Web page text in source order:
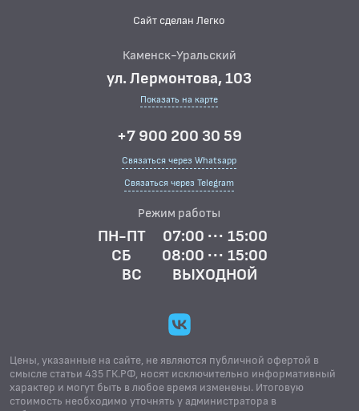
Сайт сделан Легко
Каменск-Уральский
ул. Лермонтова, 103
Показать на карте
+7 900 200 30 59
Связаться через Whatsapp
Связаться через Telegram
Режим работы
ПН-ПТ
07:00 ··· 15:00
СБ
08:00 ··· 15:00
ВС
ВЫХОДНОЙ
Цены, указанные на сайте, не являются публичной офертой в
смысле статьи 435 ГК.РФ, носят исключительно информативный
характер и могут быть в любое время изменены. Итоговую
стоимость необходимо уточнять у администратора в